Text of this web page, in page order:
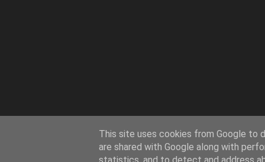
This site uses cookies from Google to
are shared with Google along with